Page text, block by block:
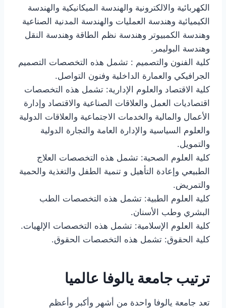
الكهربائية والالكترونية والهندسة الميكانيكية والهندسة
الكيميائية وهندسة العمليات والهندسة المدنية الصناعية
وهندسة الكمبيوتر وهندسة نظم الطاقة وهندسة النقل
وهندسة البوليمر.
كلية الفنون والتصميم : تشمل هذه التخصصات التصميم
الجرافيكي والعمارة الداخلية وفنون التواصل.
كلية الاقتصاد والعلوم الإدارية: تشمل هذه التخصصات
اقتصاديات العمل والعلاقات الصناعية والاقتصاد وإدارة
الأعمال والمالية والخدمات الاجتماعية والعلاقات الدولية
والعلوم السياسية والإدارة العامة والتجارة الدولية
والتمويل.
كلية العلوم الصحية: تشمل هذه التخصصات العلاج
الطبيعي وإعادة التأهيل و تنمية الطفل والتغذية والحمية
والتمريض.
كلية العلوم الطبية: تشمل هذه التخصصات الطب
البشري وطب الأسنان.
كلية العلوم الإسلامية: تشمل هذه التخصصات الإلهيات.
كلية الحقوق: تشمل هذه التخصصات الحقوق.
ترتيب جامعة يالوفا عالميا
تعد جامعة يالوفا واحدة من أشهر وأكبر وأعظم